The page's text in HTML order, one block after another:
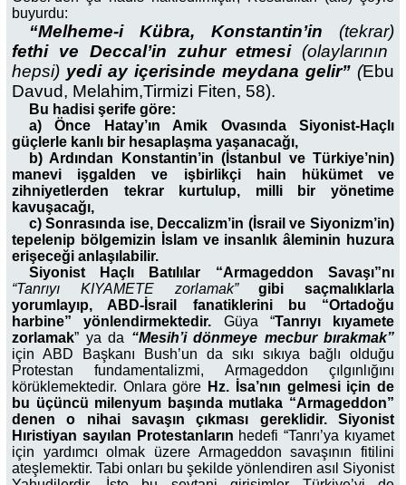
buyurdu:
“Melheme-i Kübra, Konstantin’in (tekrar)
fethi ve Deccal’in zuhur etmesi (olaylarının
hepsi) yedi ay içerisinde meydana gelir” (Ebu
Davud, Melahim,Tirmizi Fiten, 58).
Bu hadisi şerife göre:
a) Önce Hatay’ın Amik Ovasında Siyonist-Haçlı
güçlerle kanlı bir hesaplaşma yaşanacağı,
b) Ardından Konstantin’in (İstanbul ve Türkiye’nin)
manevi işgalden ve işbirlikçi hain hükümet ve
zihniyetlerden tekrar kurtulup, milli bir yönetime
kavuşacağı,
c) Sonrasında ise, Deccalizm’in (İsrail ve Siyonizm’in)
tepelenip bölgemizin İslam ve insanlık âleminin huzura
erişeceği anlaşılabilir.
Siyonist Haçlı Batılılar “Armageddon Savaşı”nı
“Tanrıyı KIYAMETE zorlamak”gibi saçmalıklarla
yorumlayıp, ABD-İsrail fanatiklerini bu “Ortadoğu
harbine” yönlendirmektedir. Güya “Tanrıyı kıyamete
zorlamak” ya da “Mesih’i dönmeye mecbur bırakmak”
için ABD Başkanı Bush’un da sıkı sıkıya bağlı olduğu
Protestan fundamentalizmi, Armageddon çılgınlığını
körüklemektedir. Onlara göre Hz. İsa’nın gelmesi için de
bu üçüncü milenyum başında mutlaka “Armageddon”
denen o nihai savaşın çıkması gereklidir. Siyonist
Hıristiyan sayılan Protestanların hedefi “Tanrı’ya kıyamet
için yardımcı olmak üzere Armageddon savaşının fitilini
ateşlemektir. Tabi onları bu şekilde yönlendiren asıl Siyonist